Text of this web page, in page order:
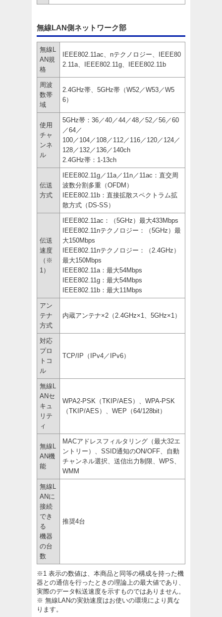
無線LAN側ネットワーク部
無線L
AN規
格
IEEE802.11ac、nテクノロジー、IEEE80
2.11a、IEEE802.11g、IEEE802.11b
周波
数帯
域
2.4GHz帯、5GHz帯（W52／W53／W5
6）
使用
チャ
ンネ
ル
5GHz帯：36／40／44／48／52／56／60
／64／
100／104／108／112／116／120／124／
128／132／136／140ch
2.4GHz帯：1-13ch
伝送
方式
IEEE802.11g／11a／11n／11ac：直交周
波数分割多重（OFDM）
IEEE802.11b：直接拡散スペクトラム拡
散方式（DS-SS）
伝送
速度
（※
1）
IEEE802.11ac：（5GHz）最大433Mbps
IEEE802.11nテクノロジー：（5GHz）最
大150Mbps
IEEE802.11nテクノロジー：（2.4GHz）
最大150Mbps
IEEE802.11a：最大54Mbps
IEEE802.11g：最大54Mbps
IEEE802.11b：最大11Mbps
アン
テナ
方式
内蔵アンテナ×2（2.4GHz×1、5GHz×1）
対応
プロ
トコ
ル
TCP/IP（IPv4／IPv6）
無線L
ANセ
キュ
リテ
ィ
WPA2-PSK（TKIP/AES）、WPA-PSK
（TKIP/AES）、WEP（64/128bit）
無線L
AN機
能
MACアドレスフィルタリング（最大32エ
ントリー）、SSID通知のON/OFF、自動
チャンネル選択、送信出力制限、WPS、
WMM
無線L
ANに
接続
でき
る
機器
の台
数
推奨4台
※1 表示の数値は、本商品と同等の構成を持った機
器との通信を行ったときの理論上の最大値であり、
実際のデータ転送速度を示すものではありません。
※ 無線LANの実効速度はお使いの環境により異な
ります。